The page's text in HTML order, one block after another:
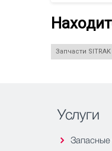
Запчасти SITRAK
Услуги
Запасные